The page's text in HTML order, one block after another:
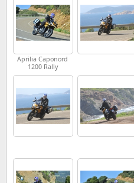
Aprilia Caponord
1200 Rally